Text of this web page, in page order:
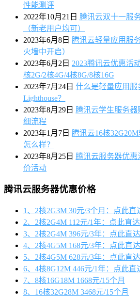
性能测评
2022年10月21日 腾讯云双十一服
（新老用户均可）
2023年6月8日 腾讯云轻量应用服
火墙中开启）
2023年6月2日 2023腾讯云优惠活
核2G/2核4G/4核8G/8核16G
2023年7月24日 什么是轻量应用服
Lighthouse？
2023年8月29日 腾讯云学生服务
细流程
2023年1月7日 腾讯云16核
怎么样？
2023年8月25日 腾讯云服务器优惠
价活动
腾讯云服务器优惠价格
1、2核2G3M 30元/3个月：点此直
2、2核2G4M 112元/1年：点此直达
3、2核2G4M 396元/3年：点此直达
4、2核4G5M 168元/3年：点此直达
5、2核4G5M 628元/3年：点此直达
6、4核8G12M 446元/1年：点此直
7、8核16G18M 1668元/15个月
8、16核32G28M 3468元/15个月